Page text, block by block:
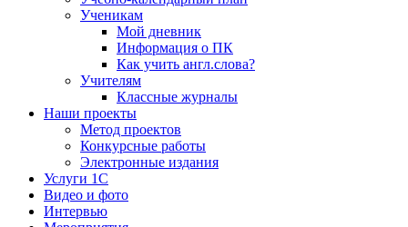
Ученикам
Мой дневник
Информация о ПК
Как учить англ.слова?
Учителям
Классные журналы
Наши проекты
Метод проектов
Конкурсные работы
Электронные издания
Услуги 1C
Видео и фото
Интервью